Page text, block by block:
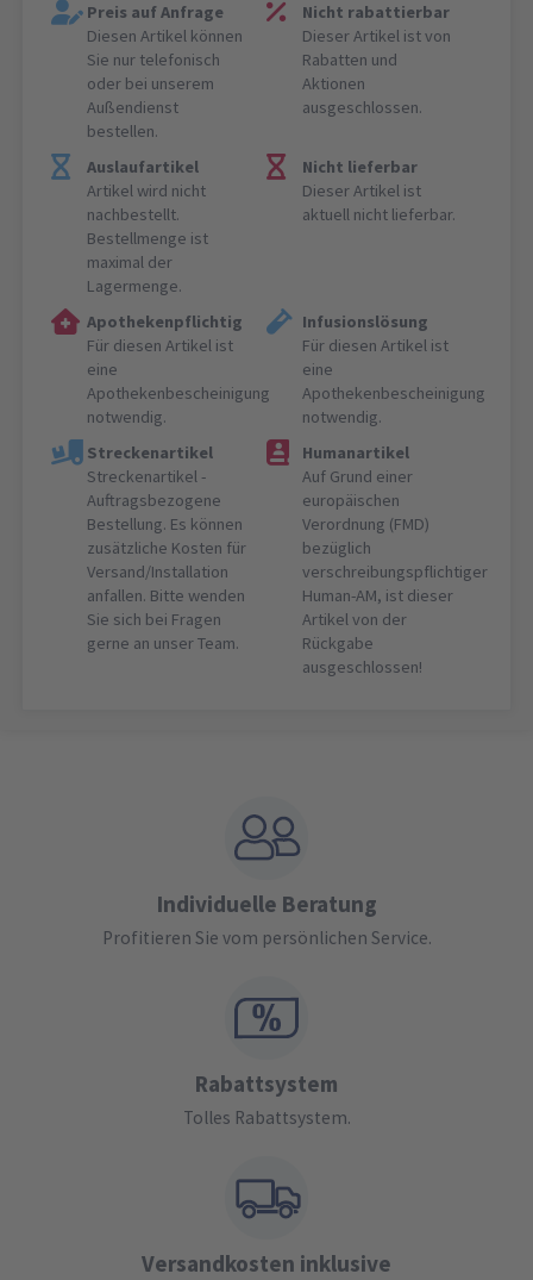
Preis auf Anfrage
Diesen Artikel können
Sie nur telefonisch
oder bei unserem
Außendienst
bestellen.
Nicht rabattierbar
Dieser Artikel ist von
Rabatten und
Aktionen
ausgeschlossen.
Auslaufartikel
Artikel wird nicht
nachbestellt.
Bestellmenge ist
maximal der
Lagermenge.
Nicht lieferbar
Dieser Artikel ist
aktuell nicht lieferbar.
Apothekenpflichtig
Für diesen Artikel ist
eine
Apothekenbescheinigung
notwendig.
Infusionslösung
Für diesen Artikel ist
eine
Apothekenbescheinigung
notwendig.
Streckenartikel
Streckenartikel -
Auftragsbezogene
Bestellung. Es können
zusätzliche Kosten für
Versand/Installation
anfallen. Bitte wenden
Sie sich bei Fragen
gerne an unser Team.
Humanartikel
Auf Grund einer
europäischen
Verordnung (FMD)
bezüglich
verschreibungspflichtiger
Human-AM, ist dieser
Artikel von der
Rückgabe
ausgeschlossen!
Individuelle Beratung
Profitieren Sie vom persönlichen Service.
Rabattsystem
Tolles Rabattsystem.
Versandkosten inklusive